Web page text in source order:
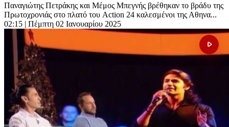
Παναγιώτης Πετράκης και Μέμος Μπεγνής βρέθηκαν το βράδυ της
Πρωτοχρονιάς στο πλατό του Action 24 καλεσμένοι της Αθηνα...
02:15 | Πέμπτη 02 Ιανουαρίου 2025